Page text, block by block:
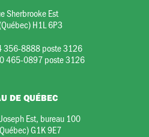
Sherbrooke Est
H1L 6P3
356-8888 poste 3126
465-0897 poste 3126
DE QUÉBEC
Est, bureau 100
G1K 9E7